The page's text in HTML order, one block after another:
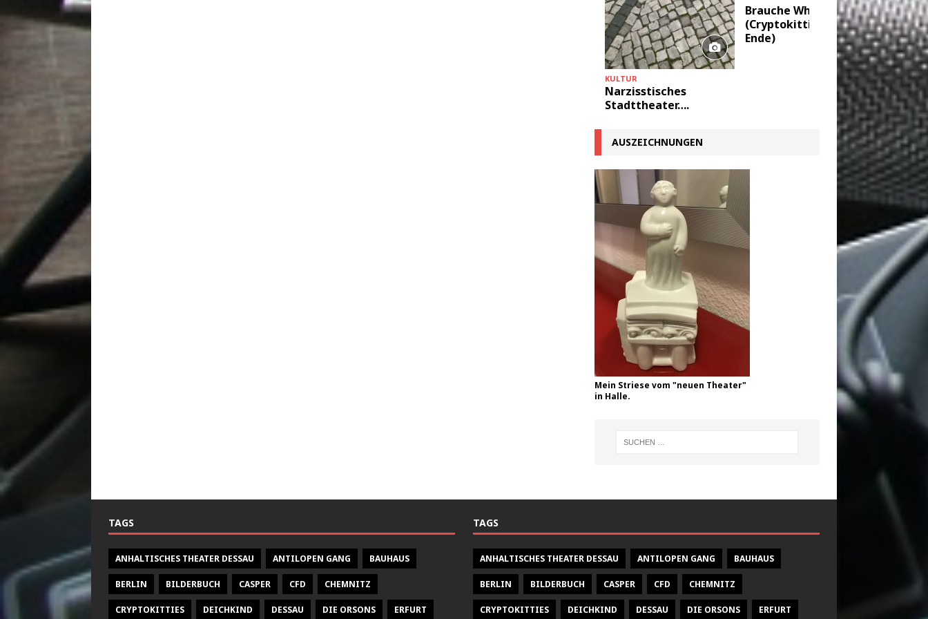
KULTUR
Narzisstisches
Stadttheater….
Brauche Whisky
(Cryptokitties Teil 4 –
Ende)
++
AUSZEICHNUNGEN
Mein Striese vom "neuen Theater"
in Halle.
TAGS
ANHALTISCHES THEATER DESSAU ANTILOPEN GANG BAUHAUS
BERLIN BILDERBUCH CASPER CFD CHEMNITZ
CRYPTOKITTIES DEICHKIND DESSAU DIE ORSONS ERFURT
TAGS
ANHALTISCHES THEATER DESSAU ANTILOPEN GANG BAUHAUS
BERLIN BILDERBUCH CASPER CFD CHEMNITZ
CRYPTOKITTIES DEICHKIND DESSAU DIE ORSONS ERFURT